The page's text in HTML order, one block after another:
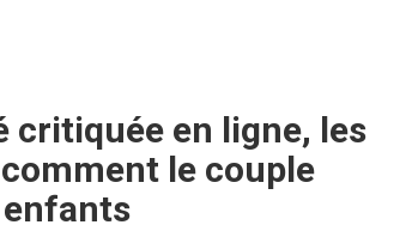
critiquée en ligne, les
le couple
enfants